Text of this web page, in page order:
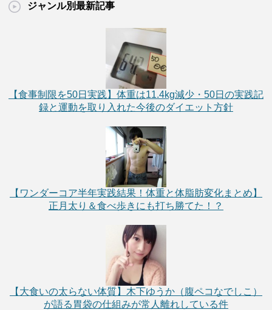
ジャンル別最新記事
【食事制限を50日実践】体重は11.4kg減少・50日の実践記
録と運動を取り入れた今後のダイエット方針
【ワンダーコア半年実践結果！体重と体脂肪変化まとめ】
正月太り＆食べ歩きにも打ち勝てた！？
【大食いの太らない体質】木下ゆうか（腹ペコなでしこ）
が語る胃袋の仕組みが常人離れしている件